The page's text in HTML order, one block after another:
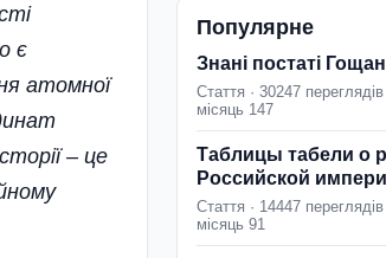
є
атомної
– це
Популярне
Знані постаті
Стаття · 30247
місяць 147
Таблицы табели о
Российской
Стаття · 14447
місяць 91